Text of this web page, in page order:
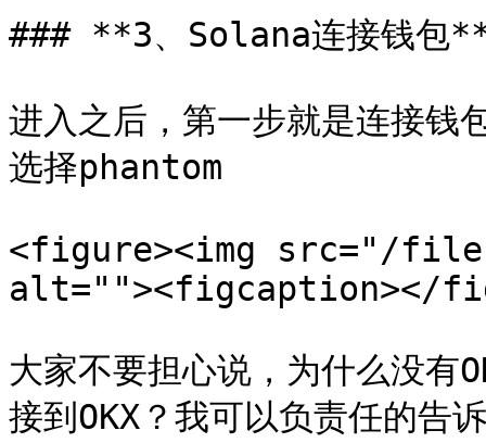
### **3、Solana连接钱包
进入之后，第一步就是连接钱
选择phantom
<figure><img src="/files/
alt=""><figcaption></
大家不要担心说，为什么没有
接到OKX？我可以负责任的告